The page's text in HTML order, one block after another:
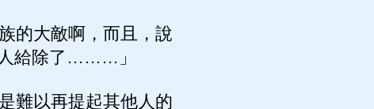
的大敵啊，而且，說
人給除了………」
難以再提起其他人的